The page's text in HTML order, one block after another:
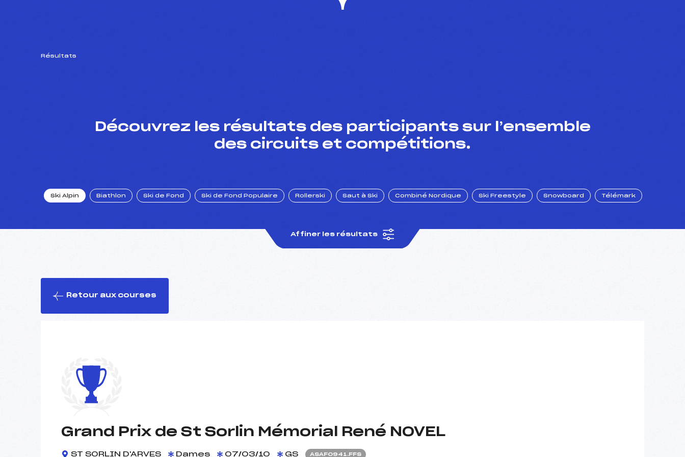
Résultats
Découvrez les résultats des participants sur l’ensemble
des circuits et compétitions.
Ski Alpin Biathlon Ski de Fond Ski de Fond Populaire Rollerski Saut à Ski Combiné Nordique Ski Freestyle Snowboard Télémark
Affiner les résultats
Retour aux courses
Grand Prix de St Sorlin Mémorial René NOVEL
ST SORLIN D'ARVES Dames 07/03/10 GS ASAF0941.FFS